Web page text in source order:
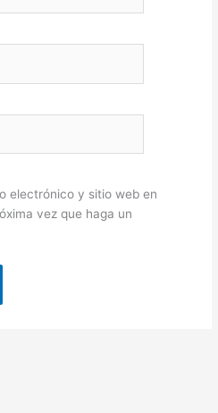
electrónico y sitio web en
vez que haga un